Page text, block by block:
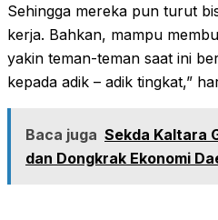
Sehingga mereka pun turut
kerja. Bahkan, mampu
yakin teman-teman saat ini
kepada adik – adik tingkat,”
Baca juga Sekda Kaltara
dan Dongkrak Ekonomi